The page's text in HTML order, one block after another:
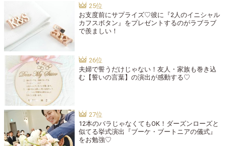
お支度前にサプライズ♡彼に『2人のイニシャル
カフスボタン』をプレゼントするのがラブラブ
で羨ましい！
夫婦で誓うだけじゃない！友人・家族も巻き込
む【誓いの言葉】の演出が感動する♡
12本のバラじゃなくてもOK！ダーズンローズと
似てる挙式演出『ブーケ・ブートニアの儀式』
をお勉強♡